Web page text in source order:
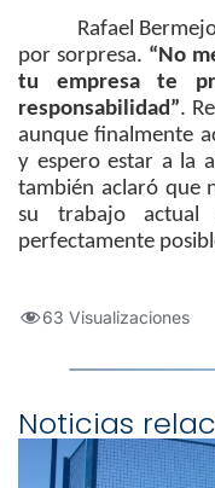
Rafael Bermejo
por sorpresa. “No
tu empresa te
responsabilidad”.
aunque finalmente
y espero estar a la
también aclaró que
su trabajo actual
perfectamente
63 Visualizaciones
Noticias